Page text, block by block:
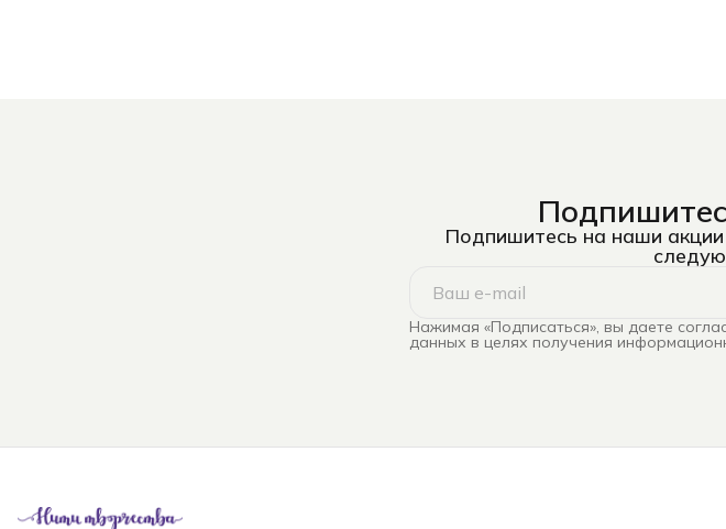
Подпишитесь на наши акции
Нажимая «Подписаться», вы даете
данных в целях получения